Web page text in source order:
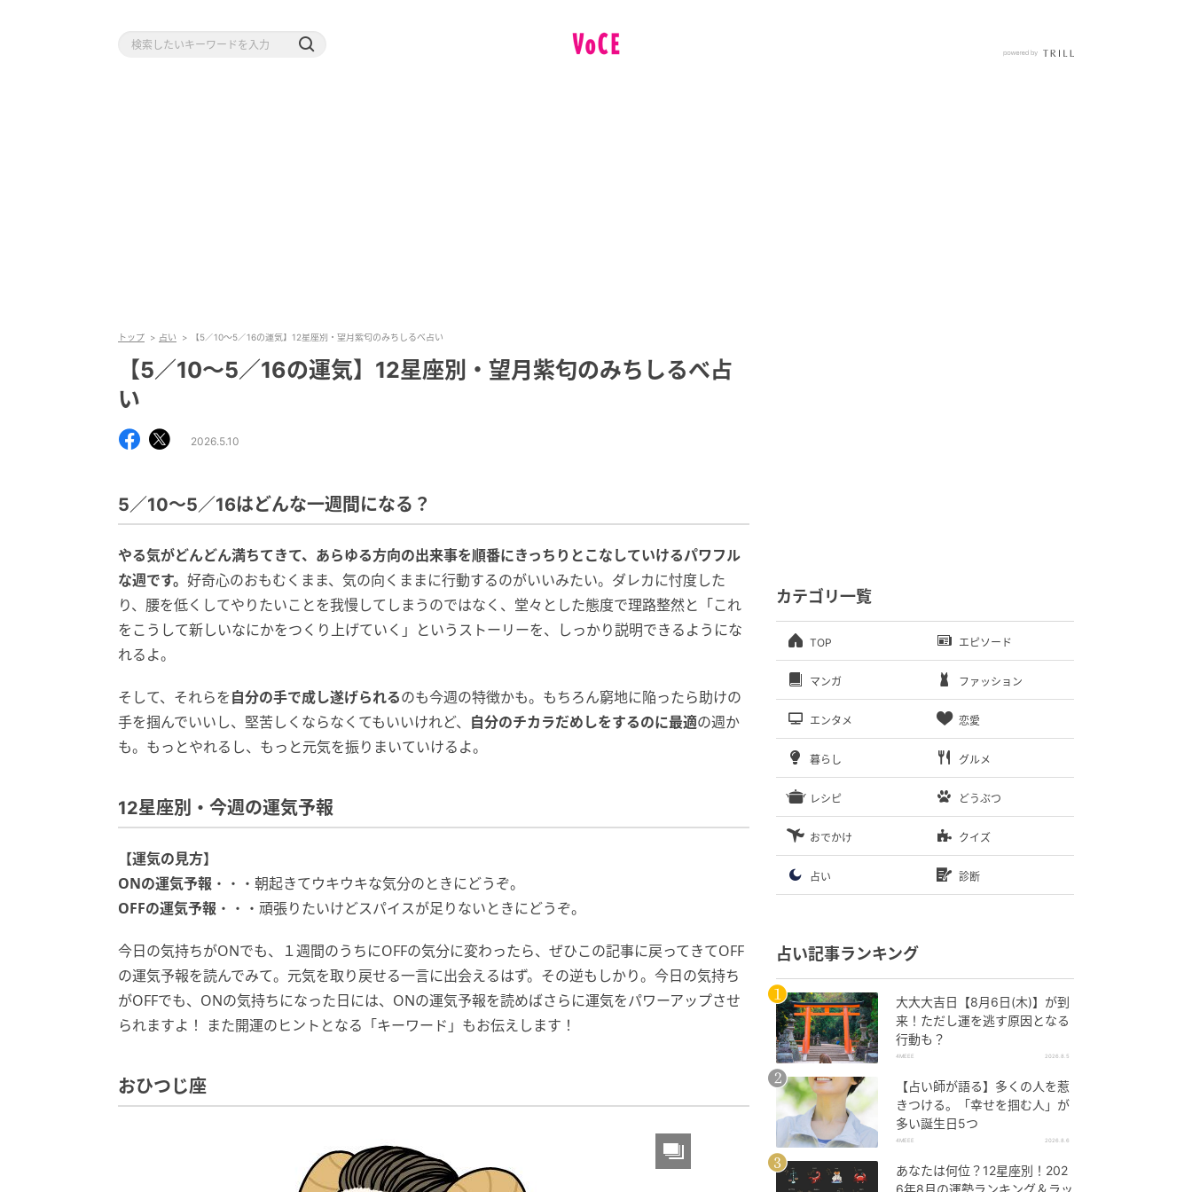
トップ 占い 【5／10〜5／16の運気】12星座別・望月紫匂のみちしるべ占い
【5／10〜5／16の運気】12星座別・望月紫匂のみちしるべ占
い
2026.5.10
5／10〜5／16はどんな一週間になる？
やる気がどんどん満ちてきて、あらゆる方向の出来事を順番にきっちりとこなしていけるパワフル
な週です。 好奇心のおもむくまま、気の向くままに行動するのがいいみたい。ダレカに忖度した
り、腰を低くしてやりたいことを我慢してしまうのではなく、堂々とした態度で理路整然と「これ
をこうして新しいなにかをつくり上げていく」というストーリーを、しっかり説明できるようにな
れるよ。
そして、それらを自分の手で成し遂げられるのも今週の特徴かも。もちろん窮地に陥ったら助けの
手を掴んでいいし、堅苦しくならなくてもいいけれど、 自分のチカラだめしをするのに最適の週か
も。もっとやれるし、もっと元気を振りまいていけるよ。
12星座別・今週の運気予報
【運気の見方】
ONの運気予報 ・・・朝起きてウキウキな気分のときにどうぞ。
OFFの運気予報 ・・・頑張りたいけどスパイスが足りないときにどうぞ。
今日の気持ちがONでも、１週間のうちにOFFの気分に変わったら、ぜひこの記事に戻ってきてOFF
の運気予報を読んでみて。元気を取り戻せる一言に出会えるはず。その逆もしかり。今日の気持ち
がOFFでも、ONの気持ちになった日には、ONの運気予報を読めばさらに運気をパワーアップさせ
られますよ！ また開運のヒントとなる「キーワード」もお伝えします！
おひつじ座
カテゴリ一覧
TOP エピソード
マンガ ファッション
エンタメ 恋愛
暮らし グルメ
レシピ どうぶつ
おでかけ クイズ
占い 診断
占い記事ランキング
大大大吉日【8月6日(木)】が到
来！ただし運を逃す原因となる
行動も？
4MEEE 2026.8.5
【占い師が語る】多くの人を惹
きつける。「幸せを掴む人」が
多い誕生日5つ
4MEEE 2026.8.6
あなたは何位？12星座別！202
6年8月の運勢ランキング＆ラッ